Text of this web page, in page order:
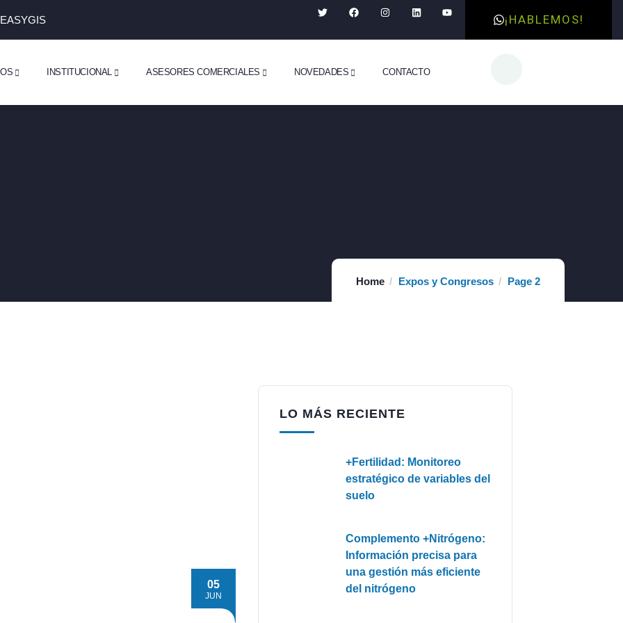
¡HABLEMOS!
INSTITUCIONAL ASESORES COMERCIALES NOVEDADES CONTACTO
Home Expos y Congresos Page 2
05
JUN
LO MÁS RECIENTE
+Fertilidad: Monitoreo
estratégico de variables del
suelo
Complemento +Nitrógeno:
Información precisa para
una gestión más eficiente
del nitrógeno